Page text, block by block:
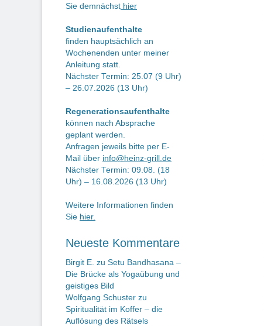
Sie demnächst hier
Studienaufenthalte
finden hauptsächlich an
Wochenenden unter meiner
Anleitung statt.
Nächster Termin: 25.07 (9 Uhr)
– 26.07.2026 (13 Uhr)
Regenerationsaufenthalte
können nach Absprache
geplant werden.
Anfragen jeweils bitte per E-
Mail über info@heinz-grill.de
Nächster Termin: 09.08. (18
Uhr) – 16.08.2026 (13 Uhr)
Weitere Informationen finden
Sie hier.
Neueste Kommentare
Birgit E. zu Setu Bandhasana –
Die Brücke als Yogaübung und
geistiges Bild
Wolfgang Schuster zu
Spiritualität im Koffer – die
Auflösung des Rätsels